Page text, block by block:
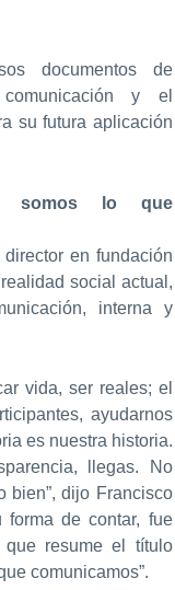
documentos de
y el
su futura aplicación
somos lo que
director en fundación
social actual,
interna y
vida, ser reales; el
ayudarnos
es nuestra historia.
llegas. No
bien”, dijo Francisco
de contar, fue
resume el título
comunicamos”.